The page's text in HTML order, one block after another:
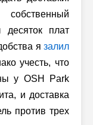
десяток плат
язалил
учесть, что
у OSH Park
и доставка
против трех